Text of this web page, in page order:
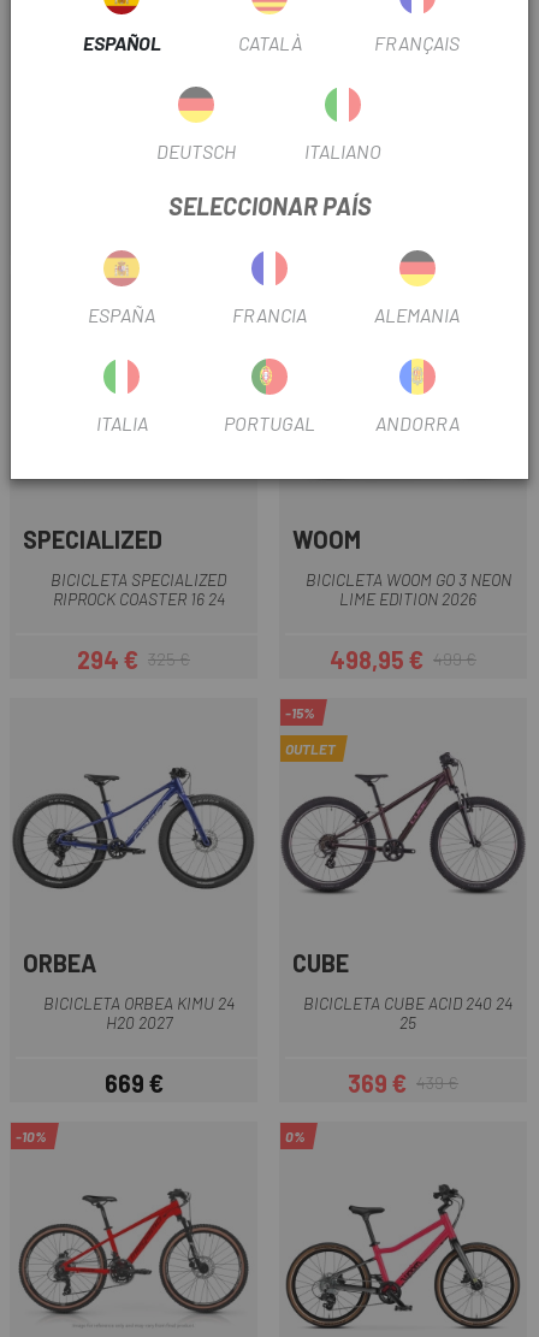
BICICLETA WOOM GO 3
Precio
Precio regular
ORBEA
BICICLETA ORBEA KIMU 16
Precio
SPECIALIZED
BICICLETA SPECIALIZED
RIPROCK COASTER 16 24
Precio
294 €Precio regular
325 €
WOOM
BICICLETA WOOM GO 3 NEON
LIME EDITION 2026
Precio
498,95 €Precio regular
499 €
ORBEA
BICICLETA ORBEA KIMU 24
H20 2027
Precio
669 €
-15%
OUTLET
CUBE
BICICLETA CUBE ACID 240 24
25
Precio
369 €Precio regular
439 €
-10% 0%
ESPAÑOL CATALÀ FRANÇAIS
DEUTSCH ITALIANO
SELECCIONAR PAÍS
ESPAÑA FRANCIA ALEMANIA
ITALIA PORTUGAL ANDORRA